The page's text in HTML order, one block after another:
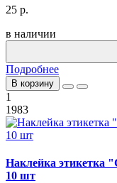
25 р.
в наличии
Подробнее
В корзину
1
1983
Наклейка
10 шт